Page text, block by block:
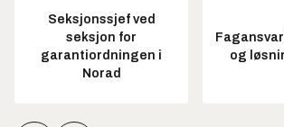
Seksjonssjef ved
seksjon for
garantiordningen i
Norad
og